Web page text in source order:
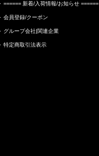
====== 新着/入荷情報/お知らせ ======
会員登録/クーポン
グループ会社|関連企業
特定商取引法表示